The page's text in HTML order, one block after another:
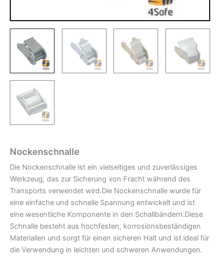
Nockenschnalle
Die Nockenschnalle ist ein vielseitiges und zuverlässiges
Werkzeug, das zur Sicherung von Fracht während des
Transports verwendet wird.Die Nockenschnalle wurde für
eine einfache und schnelle Spannung entwickelt und ist
eine wesentliche Komponente in den Schallbändern.Diese
Schnalle besteht aus hochfesten, korrosionsbeständigen
Materialien und sorgt für einen sicheren Halt und ist ideal für
die Verwendung in leichten und schweren Anwendungen.